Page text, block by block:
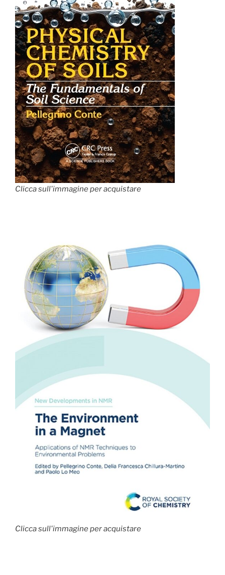
Clicca sull'immagine per acquistare
Clicca sull'immagine per acquistare